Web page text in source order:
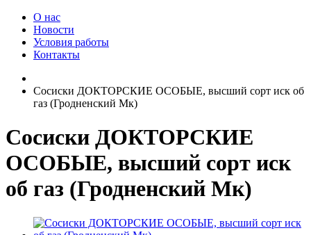
О нас
Новости
Условия работы
Контакты
Сосиски ДОКТОРСКИЕ ОСОБЫЕ, высший сорт иск об
газ (Гродненский Мк)
Сосиски ДОКТОРСКИЕ
ОСОБЫЕ, высший сорт иск
об газ (Гродненский Мк)